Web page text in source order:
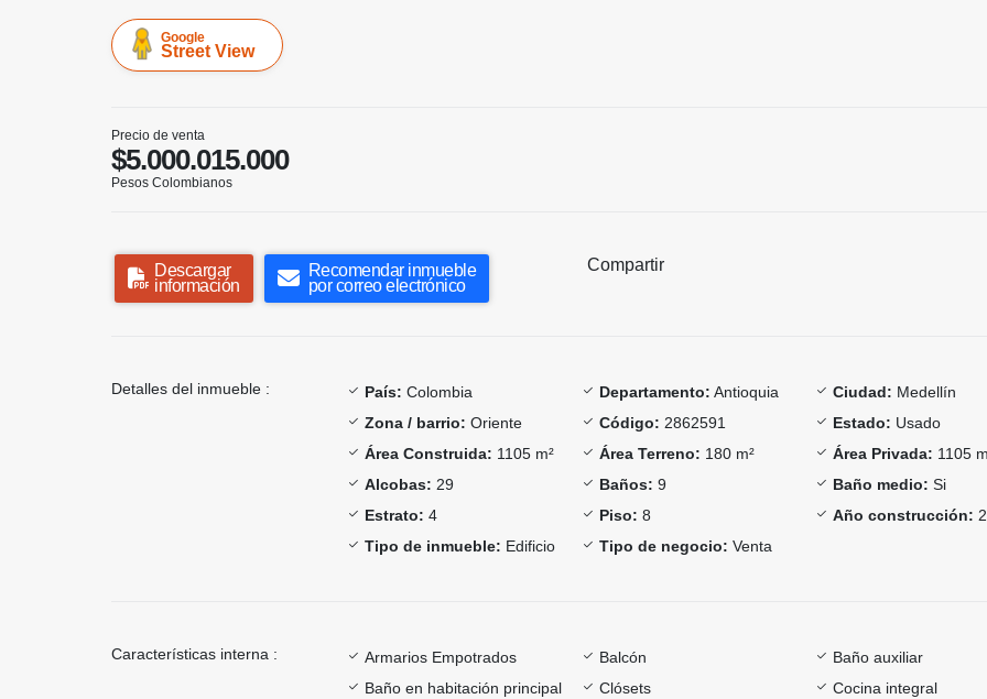
Google
Street View
Precio de venta
$5.000.015.000
Pesos Colombianos
Descargar
información
Recomendar inmueble
por correo electrónico
Compartir
Detalles del inmueble : País: Colombia Departamento: Antioquia Ciudad: Medellín
Zona / barrio: Oriente Código: 2862591 Estado: Usado
Área Construida: 1105 m² Área Terreno: 180 m² Área Privada: 1105
Alcobas: 29 Baños: 9 Baño medio: Si
Estrato: 4 Piso: 8 Año construcción:
Tipo de inmueble: Edificio Tipo de negocio: Venta
Características interna : Armarios Empotrados Balcón
Baño auxiliar
Baño en habitación principal
Clósets
Cocina integral